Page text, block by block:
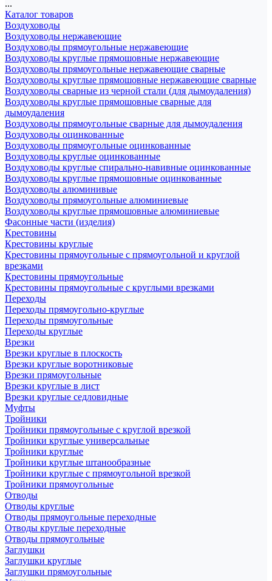
...
Каталог товаров
Воздуховоды
Воздуховоды нержавеющие
Воздуховоды прямоугольные нержавеющие
Воздуховоды круглые прямошовные нержавеющие
Воздуховоды прямоугольные нержавеющие сварные
Воздуховоды круглые прямошовные нержавеющие сварные
Воздуховоды сварные из черной стали (для дымоудаления)
Воздуховоды круглые прямошовные сварные для
дымоудаления
Воздуховоды прямоугольные сварные для дымоудаления
Воздуховоды оцинкованные
Воздуховоды прямоугольные оцинкованные
Воздуховоды круглые оцинкованные
Воздуховоды круглые спирально-навивные оцинкованные
Воздуховоды круглые прямошовные оцинкованные
Воздуховоды алюминивые
Воздуховоды прямоугольные алюминиевые
Воздуховоды круглые прямошовные алюминиевые
Фасонные части (изделия)
Крестовины
Крестовины круглые
Крестовины прямоугольные с прямоугольной и круглой
врезками
Крестовины прямоугольные
Крестовины прямоугольные с круглыми врезками
Переходы
Переходы прямоугольно-круглые
Переходы прямоугольные
Переходы круглые
Врезки
Врезки круглые в плоскость
Врезки круглые воротниковые
Врезки прямоугольные
Врезки круглые в лист
Врезки круглые седловидные
Муфты
Тройники
Тройники прямоугольные с круглой врезкой
Тройники круглые универсальные
Тройники круглые
Тройники круглые штанообразные
Тройники круглые с прямоугольной врезкой
Тройники прямоугольные
Отводы
Отводы круглые
Отводы прямоугольные переходные
Отводы круглые переходные
Отводы прямоугольные
Заглушки
Заглушки круглые
Заглушки прямоугольные